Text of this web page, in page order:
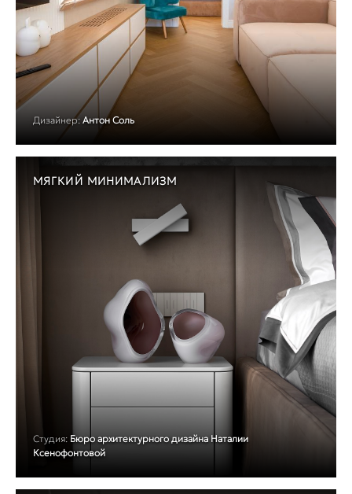
Дизайнер: Антон Соль
МЯГКИЙ МИНИМАЛИЗМ
Студия: Бюро архитектурного дизайна Наталии
Ксенофонтовой